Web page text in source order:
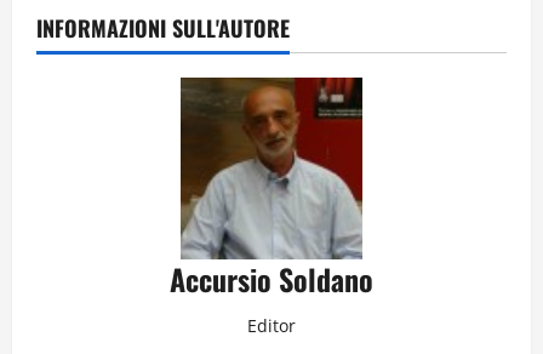
INFORMAZIONI SULL'AUTORE
Accursio Soldano
Editor